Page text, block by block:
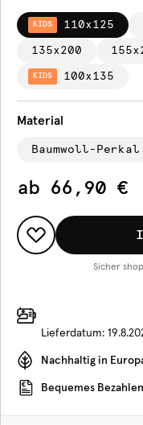
KIDS 110x125
135x200
KIDS 100x135
Material
Baumwoll-Perkal
ab 66,90 €
Sicher
Lieferdatum:
Nachhaltig in
Bequemes